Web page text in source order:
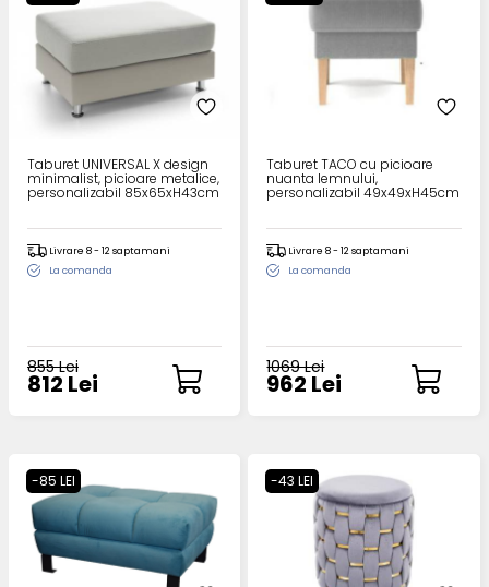
Taburet UNIVERSAL X design
minimalist, picioare metalice,
personalizabil 85x65xH43cm
Livrare 8 - 12 saptamani
La comanda
855 Lei
812 Lei
Taburet TACO cu picioare
nuanta lemnului,
personalizabil 49x49xH45cm
Livrare 8 - 12 saptamani
La comanda
1069 Lei
962 Lei
-85 LEI -43 LEI